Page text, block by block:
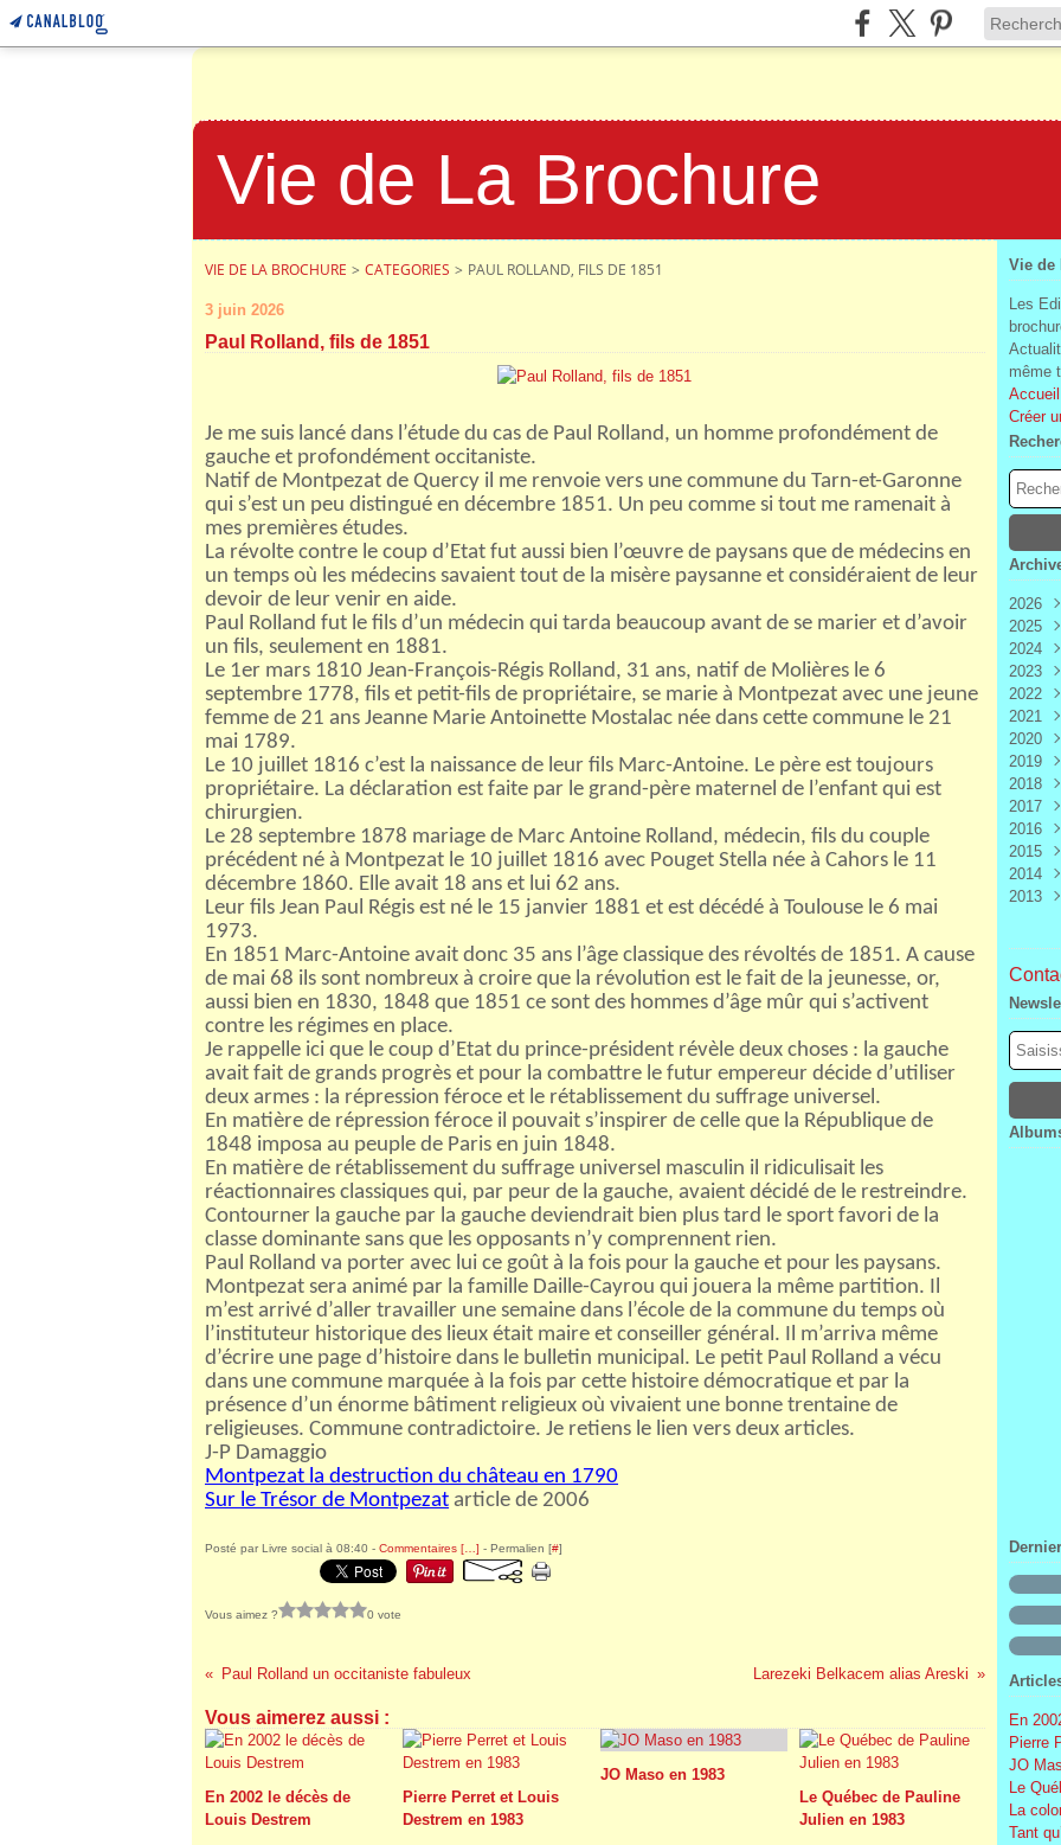
Vie de La Brochure
VIE DE LA BROCHURE > CATEGORIES > PAUL ROLLAND, FILS DE 1851
3 juin 2026
Paul Rolland, fils de 1851
Je me suis lancé dans l’étude du cas de Paul Rolland, un homme profondément de
gauche et profondément occitaniste.
Natif de Montpezat de Quercy il me renvoie vers une commune du Tarn-et-Garonne
qui s’est un peu distingué en décembre 1851. Un peu comme si tout me ramenait à
mes premières études.
La révolte contre le coup d’Etat fut aussi bien l’œuvre de paysans que de médecins en
un temps où les médecins savaient tout de la misère paysanne et considéraient de leur
devoir de leur venir en aide.
Paul Rolland fut le fils d’un médecin qui tarda beaucoup avant de se marier et d’avoir
un fils, seulement en 1881.
Le 1er mars 1810 Jean-François-Régis Rolland, 31 ans, natif de Molières le 6
septembre 1778, fils et petit-fils de propriétaire, se marie à Montpezat avec une jeune
femme de 21 ans Jeanne Marie Antoinette Mostalac née dans cette commune le 21
mai 1789.
Le 10 juillet 1816 c’est la naissance de leur fils Marc-Antoine. Le père est toujours
propriétaire. La déclaration est faite par le grand-père maternel de l’enfant qui est
chirurgien.
Le 28 septembre 1878 mariage de Marc Antoine Rolland, médecin, fils du couple
précédent né à Montpezat le 10 juillet 1816 avec Pouget Stella née à Cahors le 11
décembre 1860. Elle avait 18 ans et lui 62 ans.
Leur fils Jean Paul Régis est né le 15 janvier 1881 et est décédé à Toulouse le 6 mai
1973.
En 1851 Marc-Antoine avait donc 35 ans l’âge classique des révoltés de 1851. A cause
de mai 68 ils sont nombreux à croire que la révolution est le fait de la jeunesse, or,
aussi bien en 1830, 1848 que 1851 ce sont des hommes d’âge mûr qui s’activent
contre les régimes en place.
Je rappelle ici que le coup d’Etat du prince-président révèle deux choses : la gauche
avait fait de grands progrès et pour la combattre le futur empereur décide d’utiliser
deux armes : la répression féroce et le rétablissement du suffrage universel.
En matière de répression féroce il pouvait s’inspirer de celle que la République de
1848 imposa au peuple de Paris en juin 1848.
En matière de rétablissement du suffrage universel masculin il ridiculisait les
réactionnaires classiques qui, par peur de la gauche, avaient décidé de le restreindre.
Contourner la gauche par la gauche deviendrait bien plus tard le sport favori de la
classe dominante sans que les opposants n’y comprennent rien.
Paul Rolland va porter avec lui ce goût à la fois pour la gauche et pour les paysans.
Montpezat sera animé par la famille Daille-Cayrou qui jouera la même partition. Il
m’est arrivé d’aller travailler une semaine dans l’école de la commune du temps où
l’instituteur historique des lieux était maire et conseiller général. Il m’arriva même
d’écrire une page d’histoire dans le bulletin municipal. Le petit Paul Rolland a vécu
dans une commune marquée à la fois par cette histoire démocratique et par la
présence d’un énorme bâtiment religieux où vivaient une bonne trentaine de
religieuses. Commune contradictoire. Je retiens le lien vers deux articles.
J-P Damaggio
Montpezat la destruction du château en 1790
Sur le Trésor de Montpezat article de 2006
Posté par Livre social à 08:40 - Commentaires [ ] - Permalien [#]
Vous aimez ? 0 vote
Paul Rolland un occitaniste fabuleux Larezeki Belkacem alias Areski
Vous aimerez aussi :
En 2002 le décès de
Louis Destrem
Pierre Perret et Louis
Destrem en 1983
JO Maso en 1983
Le Québec de Pauline
Julien en 1983
Vie de
Les
même
Créer
2026
Août
Juin
Mai
Avril
Mars
2025
Août
Juin
Mai
Avril
Mars
2024
Août
Juin
Mai
Avril
Mars
2023
Août
Juin
Mai
Avril
Mars
2022
Août
Juin
Mai
Avril
2021
Août
Juin
Mai
2020
Août
Juin
Mars
2019
Août
Avril
2018
Août
Mai
2017
Juin
Mai
2016
Juin
Mai
2015
Août
Juin
Mai
2014
Juin
Mai
2013
En
Pierre
JO
Le
La
Tant